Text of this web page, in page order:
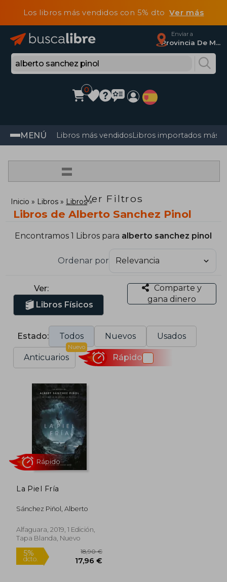
Los libros más vendidos con 5% dtoVer más
Enviar a
Provincia De Madrid
0
MENÚ Libros más vendidosLibros importados más
=
Ver Filtros
Inicio Libros Libros
Libros de Alberto Sanchez Pinol
Encontramos 1 Libros para alberto sanchez pinol
Ordenar por
Ver:
Libros Físicos
Comparte y
gana dinero
Estado: Todos Nuevos Usados
Anticuarios
Nuevo
Rápido
La Piel Fría
Sánchez Piñol, Alberto
Alfaguara, 2019, 1 Edición,
Tapa Blanda, Nuevo
Rápido